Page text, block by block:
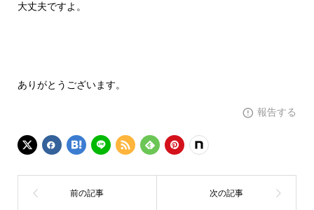
大丈夫ですよ。
ありがとうございます。
報告する